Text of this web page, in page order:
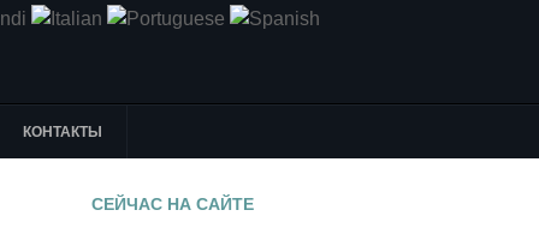
КОНТАКТЫ
СЕЙЧАС НА САЙТЕ